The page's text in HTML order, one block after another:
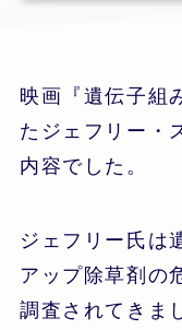
映画『遺伝子組
たジェフリー・
内容でした。
ジェフリー氏は
アップ除草剤の
調査されてきま